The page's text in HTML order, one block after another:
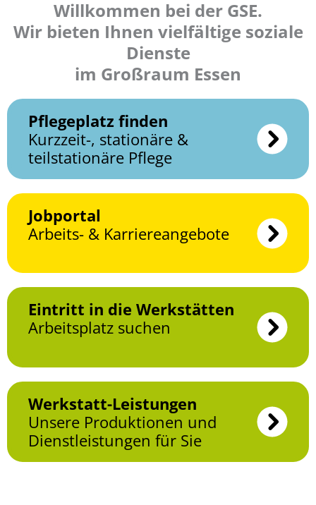
Willkommen bei der GSE.
Wir bieten Ihnen vielfältige soziale
Dienste
im Großraum Essen
Pflegeplatz finden
Kurzzeit-, stationäre &
teilstationäre Pflege
Jobportal
Arbeits- & Karriere­angebote
Eintritt in die Werkstätten
Arbeitsplatz suchen
Werkstatt-Leistungen
Unsere Produk­tionen und
Dienst­leistungen für Sie